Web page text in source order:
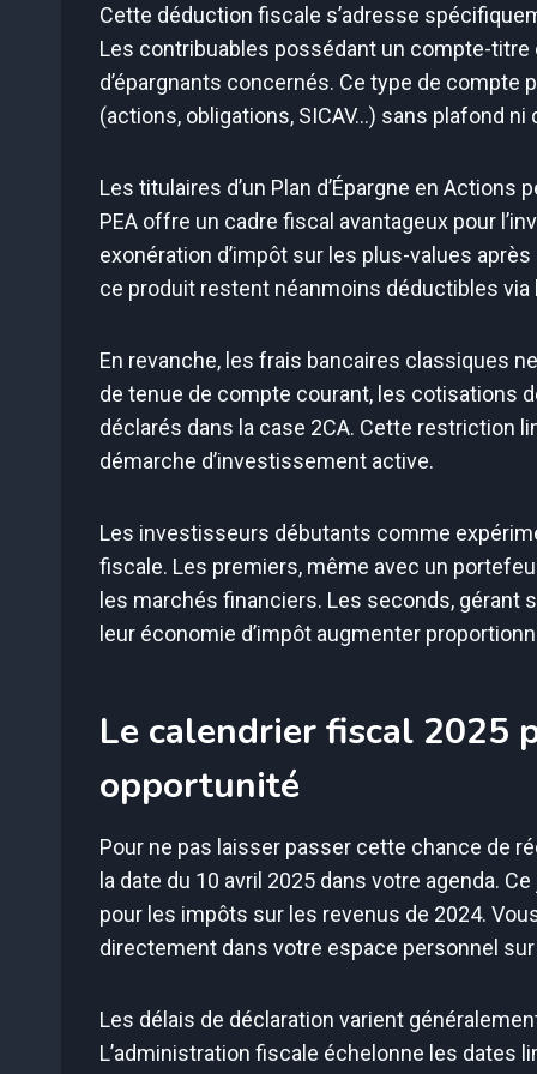
Cette déduction fiscale s’adresse
Les contribuables possédant un compte-
d’épargnants concernés. Ce type de
(actions, obligations, SICAV…) sans plafond
Les titulaires d’un Plan d’Épargne en
PEA offre un cadre fiscal avantageux pour
exonération d’impôt sur les plus-values
ce produit restent néanmoins déductibles via
En revanche, les frais bancaires classiques
de tenue de compte courant, les cotisations
déclarés dans la case 2CA. Cette restriction
démarche d’investissement active.
Les investisseurs débutants comme
fiscale. Les premiers, même avec un
les marchés financiers. Les seconds,
leur économie d’impôt augmenter
Le calendrier fiscal 2025
opportunité
Pour ne pas laisser passer cette chance de
la date du 10 avril 2025 dans votre agenda.
pour les impôts sur les revenus de 2024.
directement dans votre espace personnel
Les délais de déclaration varient
L’administration fiscale échelonne les dates